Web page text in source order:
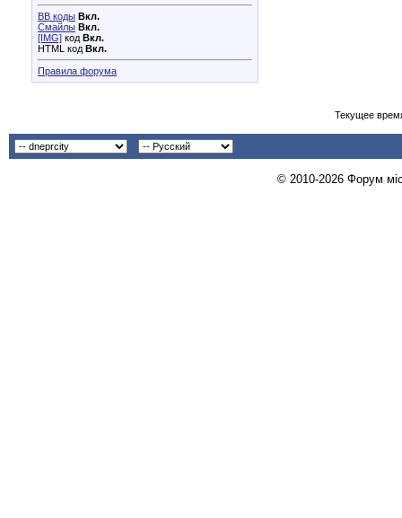
BB коды Вкл.
Смайлы Вкл.
[IMG] код Вкл.
HTML код Вкл.
Правила форума
Текущее
© 2010-2026 Форум